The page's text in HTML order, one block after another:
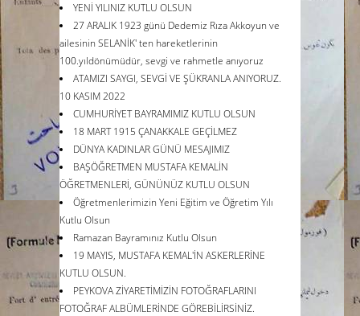
YENİ YILINIZ KUTLU OLSUN
27 ARALIK 1923 günü Dedemiz Rıza Akkoyun ve
ailesinin SELANİK' ten hareketlerinin
100.yıldönümüdür, sevgi ve rahmetle anıyoruz
ATAMIZI SAYGI, SEVGİ VE ŞÜKRANLA ANIYORUZ.
10 KASIM 2022
CUMHURİYET BAYRAMIMIZ KUTLU OLSUN
18 MART 1915 ÇANAKKALE GEÇİLMEZ
DÜNYA KADINLAR GÜNÜ MESAJIMIZ
BAŞÖĞRETMEN MUSTAFA KEMALİN
ÖĞRETMENLERİ, GÜNÜNÜZ KUTLU OLSUN
Öğretmenlerimizin Yeni Eğitim ve Öğretim Yılı
Kutlu Olsun
Ramazan Bayramınız Kutlu Olsun
19 MAYIS, MUSTAFA KEMAL'İN ASKERLERİNE
KUTLU OLSUN.
PEYKOVA ZİYARETİMİZİN FOTOĞRAFLARINI
FOTOĞRAF ALBÜMLERİNDE GÖREBİLİRSİNİZ.